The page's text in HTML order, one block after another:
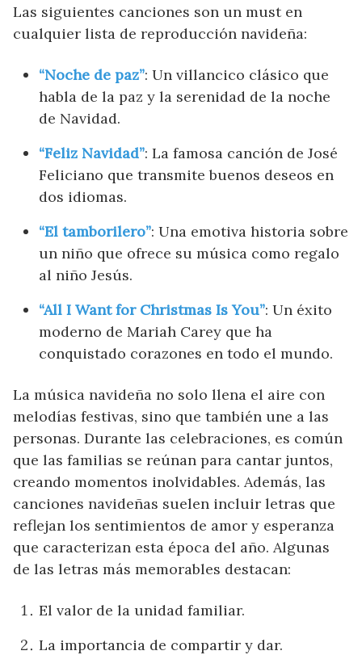
Las siguientes canciones son un must en
cualquier lista de reproducción navideña:
“Noche de paz”: Un villancico clásico que
habla de la paz y la serenidad de la noche
de Navidad.
“Feliz Navidad”: La famosa canción de José
Feliciano que transmite buenos deseos en
dos idiomas.
“El tamborilero”: Una emotiva historia sobre
un niño que ofrece su música como regalo
al niño Jesús.
“All I Want for Christmas Is You”: Un éxito
moderno de Mariah Carey que ha
conquistado corazones en todo el mundo.
La música navideña no solo llena el aire con
melodías festivas, sino que también une a las
personas. Durante las celebraciones, es común
que las familias se reúnan para cantar juntos,
creando momentos inolvidables. Además, las
canciones navideñas suelen incluir letras que
reflejan los sentimientos de amor y esperanza
que caracterizan esta época del año. Algunas
de las letras más memorables destacan:
El valor de la unidad familiar.
La importancia de compartir y dar.